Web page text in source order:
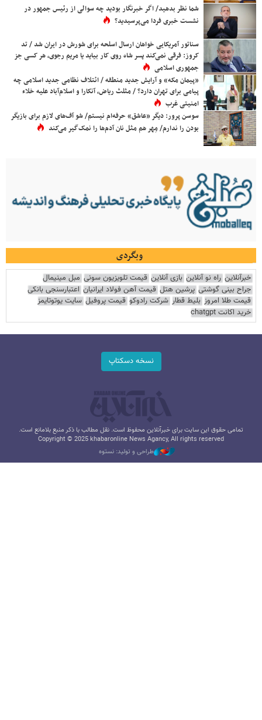
شما نظر بدهید/ اگر خبرنگار بودید چه سوالی از رئیس جمهور در
نشست خبری فردا می‌پرسیدید؟
سناتور آمریکایی خواهان ارسال اسلحه برای شورش در ایران شد / تد
کروز: فرقی نمی‌کند پسر شاه روی کار بیاید یا مریم رجوی، هر کسی جز
جمهوری اسلامی
«پیمان مکه» و آرایش جدید منطقه / ائتلاف نظامی جدید اسلامی چه
پیامی برای تهران دارد؟ / مثلث ریاض، آنکارا و اسلام‌آباد علیه خلاء
امنیتی غرب
سوسن پرور: دیگر «عاشق» حرفه‌ام نیستم/ شو آف‌های لازم برای بازیگر
بودن را ندارم/ مِهر هم مثل نان آدم‌ها را نمک‌گیر می‌کند
وبگردی
خبرآنلاین راه نو آنلاین بازی آنلاین قیمت تلویزیون سونی مبل مینیمال
جراح بینی گوشتی پرشین هتل قیمت آهن فولاد ایرانیان اعتبارسنجی بانکی
قیمت طلا امروز بلیط قطار شرکت رادوکو قیمت پروفیل سایت یوتوتایمز
خرید اکانت chatgpt
نسخه دسکتاپ
تمامی حقوق این سایت برای خبرآنلاین محفوظ است. نقل مطالب با ذکر منبع بلامانع است.
Copyright © 2025 khabaronline News Agancy, All rights reserved
طراحی و تولید: نستوه